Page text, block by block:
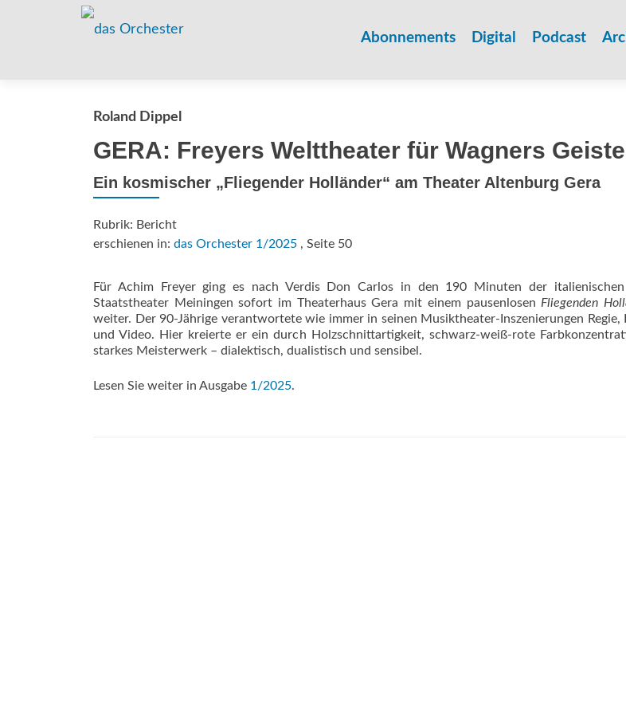
Abonnements Digital Podcast
Roland Dippel
GERA: Freyers Welttheater für Wagners
Ein kosmischer „Fliegender Holländer“ am Theater Altenburg Gera
Rubrik: Bericht
erschienen in: das Orchester 1/2025 , Seite 50
Für Achim Freyer ging es nach Verdis Don Carlos in den 190 Minuten der italienischen
Staatstheater Meiningen sofort im Theaterhaus Gera mit einem pausenlosen Fliegenden
weiter. Der 90-Jährige verantwortete wie immer in seinen Musiktheater-Inszenierungen Regie,
und Video. Hier kreierte er ein durch Holzschnittartigkeit, schwarz-weiß-rote
starkes Meisterwerk – dialektisch, dualistisch und sensibel.
Lesen Sie weiter in Ausgabe 1/2025.